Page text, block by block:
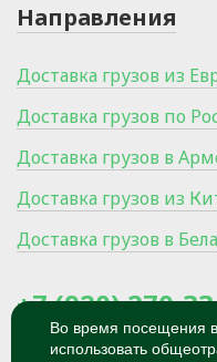
Направления
Доставка грузов из
Доставка грузов по
Доставка грузов в
Доставка грузов из
Доставка грузов в
+7 (920) 270-
300024, Россия, Тула,
Во время посещения
использовать